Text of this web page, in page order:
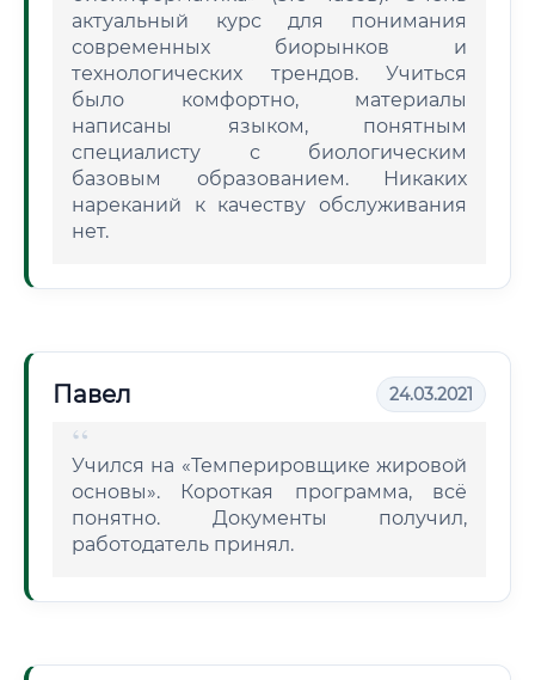
актуальный курс для понимания
современных биорынков и
технологических трендов. Учиться
было комфортно, материалы
написаны языком, понятным
специалисту с биологическим
базовым образованием. Никаких
нареканий к качеству обслуживания
нет.
Павел 24.03.2021
Учился на «Темперировщике жировой
основы». Короткая программа, всё
понятно. Документы получил,
работодатель принял.